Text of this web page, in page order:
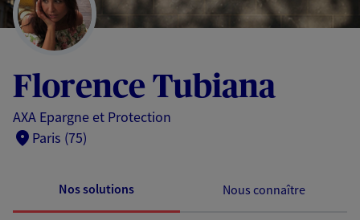
page
Florence Tubiana
AXA Epargne et Protection
Paris (75)
Nos solutions Nous connaître